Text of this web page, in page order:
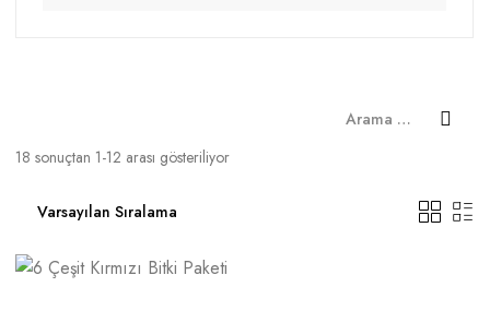
18 sonuçtan 1-12 arası gösteriliyor